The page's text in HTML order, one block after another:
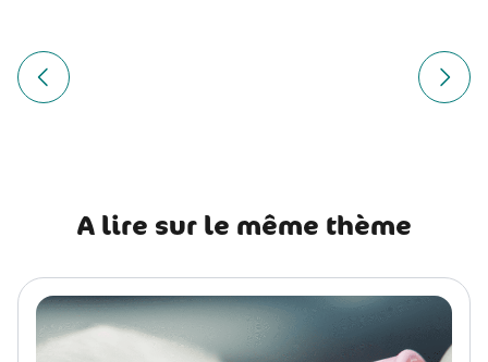
Navigation
de
Article précédent Mon chat a un rhume : que faire ?Article
A lire sur le même thème